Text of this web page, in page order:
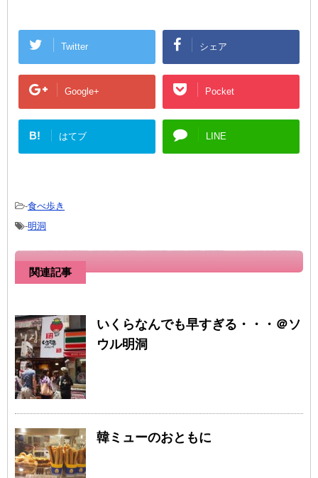
Twitter シェア
Google+ Pocket
B! はてブ LINE
-食べ歩き
-明洞
関連記事
いくらなんでも早すぎる・・・＠ソ
ウル明洞
韓ミューのおともに